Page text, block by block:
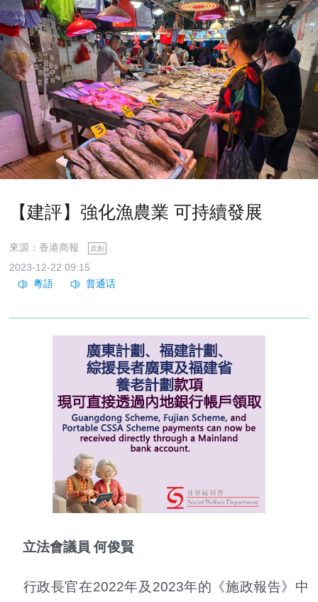
【建評】強化漁農業 可持續發展
來源：香港商報 原創
2023-12-22 09:15
立法會議員 何俊賢
行政長官在2022年及2023年的《施政報告》中